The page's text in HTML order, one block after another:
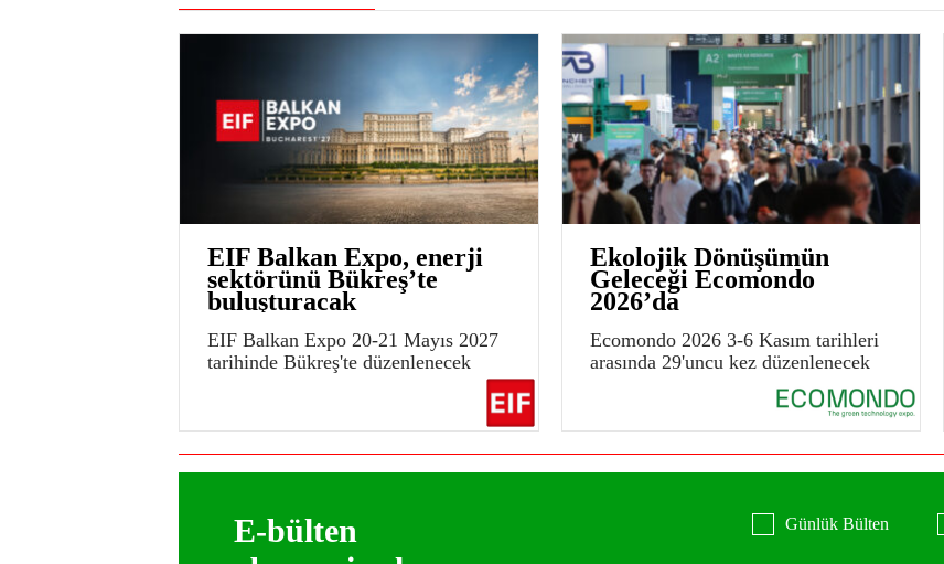
EIF Balkan Expo, enerji
sektörünü Bükreş’te
buluşturacak
EIF Balkan Expo 20-21 Mayıs 2027
tarihinde Bükreş'te düzenlenecek
Ekolojik Dönüşümün
Geleceği Ecomondo
2026’da
Ecomondo 2026 3-6 Kasım tarihleri
arasında 29'uncu kez düzenlenecek
E-bülten
Günlük Bülten